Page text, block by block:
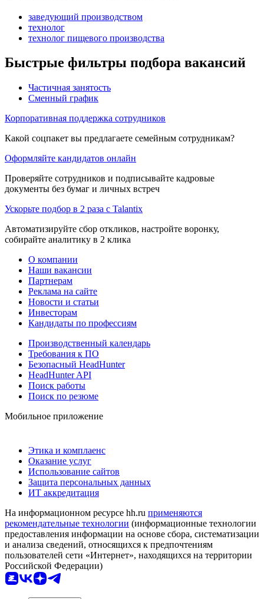
заведующий производством
технолог
технолог пищевого производства
Быстрые фильтры подбора вакансий
Частичная занятость
Сменный график
Корпоративная поддержка сотрудников
Какой соцпакет вы предлагаете семейным сотрудникам?
Оформляйте кандидатов онлайн
Проверяйте сотрудников и подписывайте кадровые
документы без бумаг и личных встреч
Ускорьте подбор в 2 раза с Talantix
Автоматизируйте сбор откликов, настройте воронку,
собирайте аналитику в 2 клика
О компании
Наши вакансии
Партнерам
Реклама на сайте
Новости и статьи
Инвесторам
Кандидаты по профессиям
Производственный календарь
Требования к ПО
Безопасный HeadHunter
HeadHunter API
Поиск работы
Поиск по резюме
Мобильное приложение
Этика и комплаенс
Оказание услуг
Использование сайтов
Защита персональных данных
ИТ аккредитация
На информационном ресурсе hh.ru применяются
рекомендательные технологии (информационные технологии
предоставления информации на основе сбора, систематизации
и анализа сведений, относящихся к предпочтениям
пользователей сети «Интернет», находящихся на территории
Российской Федерации)